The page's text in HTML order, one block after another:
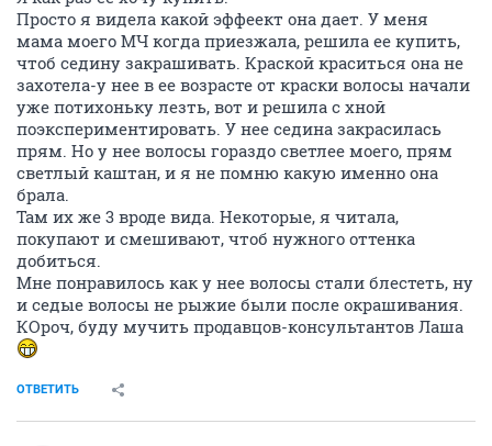
Просто я видела какой эффеект она дает. У меня
мама моего МЧ когда приезжала, решила ее купить,
чтоб седину закрашивать. Краской краситься она не
захотела-у нее в ее возрасте от краски волосы начали
уже потихоньку лезть, вот и решила с хной
поэкспериментировать. У нее седина закрасилась
прям. Но у нее волосы гораздо светлее моего, прям
светлый каштан, и я не помню какую именно она
брала.
Там их же 3 вроде вида. Некоторые, я читала,
покупают и смешивают, чтоб нужного оттенка
добиться.
Мне понравилось как у нее волосы стали блестеть, ну
и седые волосы не рыжие были после окрашивания.
КОроч, буду мучить продавцов-консультантов Лаша
ОТВЕТИТЬ